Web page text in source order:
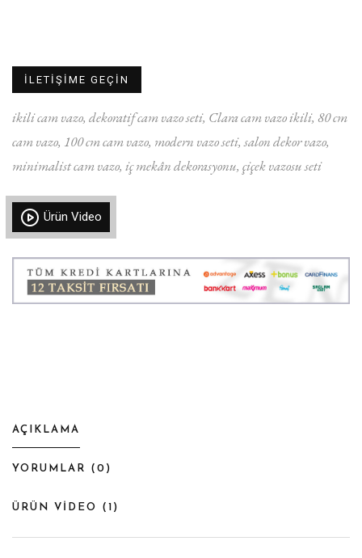
İLETİŞİME GEÇİN
ikili cam vazo dekoratif cam vazo seti Clara cam vazo ikili 80 cm
cam vazo 100 cm cam vazo modern vazo seti salon dekor vazo
minimalist cam vazo iç mekân dekorasyonu çiçek vazosu seti
Ürün Video
AÇIKLAMA
YORUMLAR ( 0 )
ÜRÜN VİDEO ( 1 )